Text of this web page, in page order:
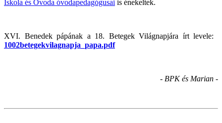
Iskola és Óvoda óvodapedagógusai is énekeltek.
XVI. Benedek pápának a 18. Betegek Világnapjára írt levele:
1002betegekvilagnapja_papa.pdf
- BPK és Marian -